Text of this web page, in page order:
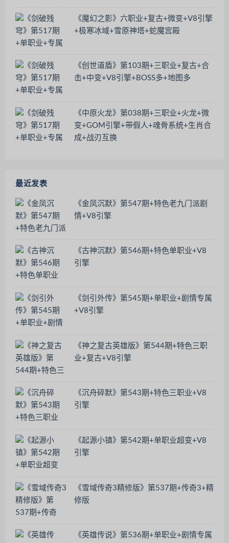
《魔幻之影》六职业+复古+微变+V8引擎
+极寒冰域+雪原神塔+蛇魔宫殿
《创世道盾》第103期+三职业+复古+合
击+中变+V8引擎+BOSS多+地图多
《中原火龙》第038期+三职业+火龙+微
变+GOM引擎+带假人+魂骨系统+生肖合
成+战刃互换
最近发表
《金凤沉默》第547期+特色老九门派剧
情+V8引擎
《古神沉默》第546期+特色单职业+V8
引擎
《剑引外传》第545期+单职业+剧情专属
+V8引擎
《神之复古英雄版》第544期+特色三职
业+复古+V8引擎
《沉舟碎默》第543期+特色三职业+V8
引擎
《起源小镇》第542期+单职业超变+V8
引擎
《雪域传奇3精修版》第537期+传奇3+精
修版
《英雄传说》第536期+单职业+剧情专属